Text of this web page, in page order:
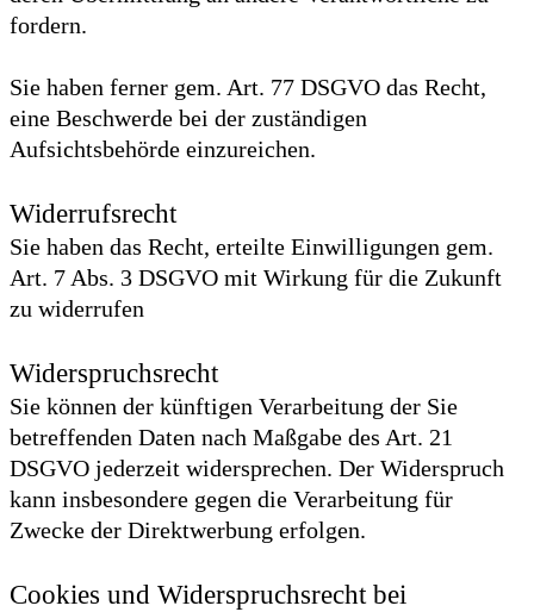
fordern.
Sie haben ferner gem. Art. 77 DSGVO das Recht,
eine Beschwerde bei der zuständigen
Aufsichtsbehörde einzureichen.
Widerrufsrecht
Sie haben das Recht, erteilte Einwilligungen gem.
Art. 7 Abs. 3 DSGVO mit Wirkung für die Zukunft
zu widerrufen
Widerspruchsrecht
Sie können der künftigen Verarbeitung der Sie
betreffenden Daten nach Maßgabe des Art. 21
DSGVO jederzeit widersprechen. Der Widerspruch
kann insbesondere gegen die Verarbeitung für
Zwecke der Direktwerbung erfolgen.
Cookies und Widerspruchsrecht bei